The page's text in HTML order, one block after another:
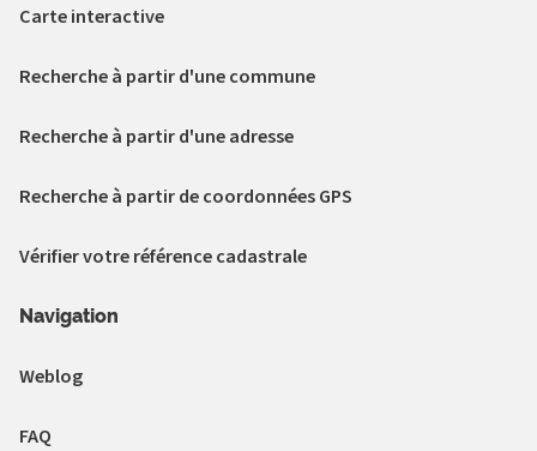
Carte interactive
Recherche à partir d'une commune
Recherche à partir d'une adresse
Recherche à partir de coordonnées GPS
Vérifier votre référence cadastrale
Navigation
Weblog
FAQ